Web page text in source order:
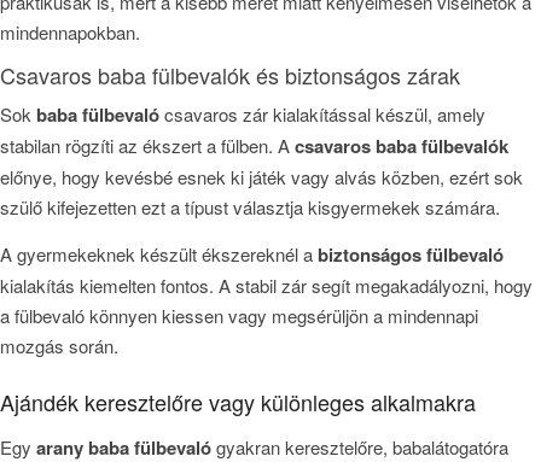
mindennapokban.
Csavaros baba fülbevalók és biztonságos zárak
Sok baba fülbevalócsavaros zár kialakítással készül, amely
stabilan rögzíti az ékszert a fülben. Acsavaros baba fülbevalók
előnye, hogy kevésbé esnek ki játék vagy alvás közben, ezért sok
szülő kifejezetten ezt a típust választja kisgyermekek számára.
A gyermekeknek készült ékszereknél a biztonságos fülbevaló
kialakítás kiemelten fontos. A stabil zár segít megakadályozni, hogy
a fülbevaló könnyen kiessen vagy megsérüljön a mindennapi
mozgás során.
Ajándék keresztelőre vagy különleges alkalmakra
Egy arany baba fülbevalógyakran keresztelőre, babalátogatóra